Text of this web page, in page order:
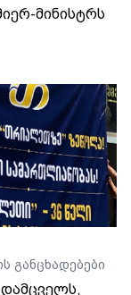
მინისტრს
განცხადებები